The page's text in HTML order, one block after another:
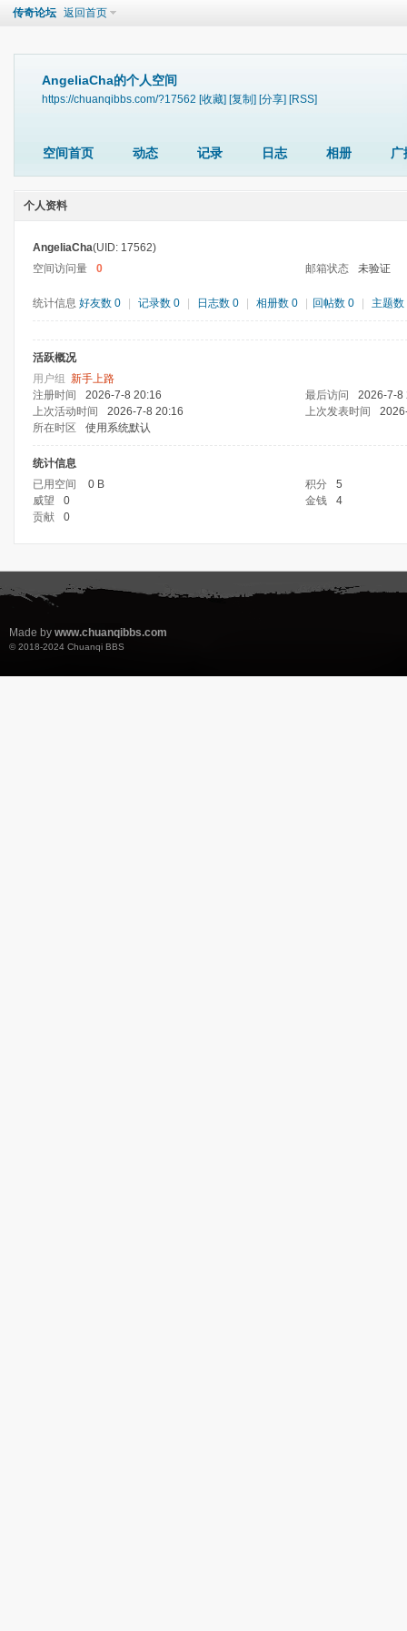
传奇论坛 返回首页
AngeliaCha的个人空间
https://chuanqibbs.com/?17562 [收藏] [复制] [分享] [RSS]
空间首页 动态 记录 日志 相册 广
个人资料
AngeliaCha(UID: 17562)
空间访问量
0 邮箱状态 未验证
统计信息 好友数 0 记录数 0 日志数 0 相册数 0 回帖数 0 主题数
活跃概况
用户组 新手上路
注册时间
2026-7-8 20:16 最后访问
2026-7-8
上次活动时间
2026-7-8 20:16 上次发表时间
所在时区
使用系统默认
统计信息
已用空间
0 B 积分
5
威望
0 金钱
4
贡献
0
Made by www.chuanqibbs.com
© 2018-2024 Chuanqi BBS